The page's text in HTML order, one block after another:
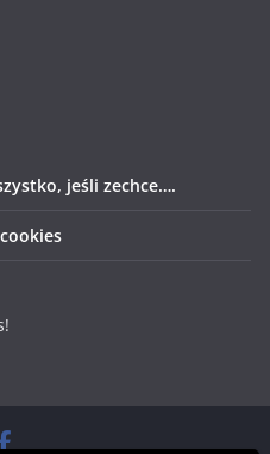
jeśli zechce….